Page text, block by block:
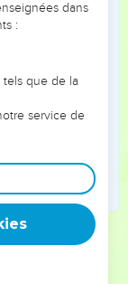
qu'ils
ils se moquent
conformément
contre
dans
:
tels que de la
service de